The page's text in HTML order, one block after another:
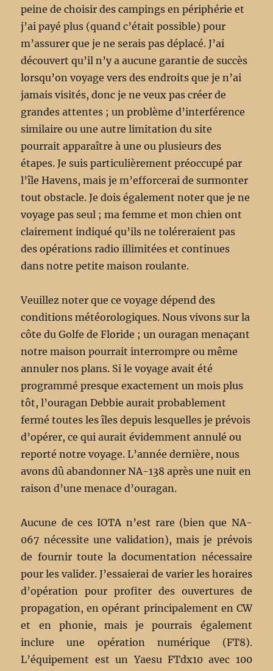
peine de choisir des campings en périphérie et
j’ai payé plus (quand c’était possible) pour
m’assurer que je ne serais pas déplacé. J’ai
découvert qu’il n’y a aucune garantie de succès
lorsqu’on voyage vers des endroits que je n’ai
jamais visités, donc je ne veux pas créer de
grandes attentes ; un problème d’interférence
similaire ou une autre limitation du site
pourrait apparaître à une ou plusieurs des
étapes. Je suis particulièrement préoccupé par
l’île Havens, mais je m’efforcerai de surmonter
tout obstacle. Je dois également noter que je ne
voyage pas seul ; ma femme et mon chien ont
clairement indiqué qu’ils ne toléreraient pas
des opérations radio illimitées et continues
dans notre petite maison roulante.
Veuillez noter que ce voyage dépend des
conditions météorologiques. Nous vivons sur la
côte du Golfe de Floride ; un ouragan menaçant
notre maison pourrait interrompre ou même
annuler nos plans. Si le voyage avait été
programmé presque exactement un mois plus
tôt, l’ouragan Debbie aurait probablement
fermé toutes les îles depuis lesquelles je prévois
d’opérer, ce qui aurait évidemment annulé ou
reporté notre voyage. L’année dernière, nous
avons dû abandonner NA-138 après une nuit en
raison d’une menace d’ouragan.
Aucune de ces IOTA n’est rare (bien que NA-
067 nécessite une validation), mais je prévois
de fournir toute la documentation nécessaire
pour les valider. J’essaierai de varier les horaires
d’opération pour profiter des ouvertures de
propagation, en opérant principalement en CW
et en phonie, mais je pourrais également
inclure une opération numérique (FT8).
L’équipement est un Yaesu FTdx10 avec 100